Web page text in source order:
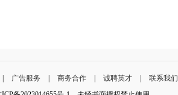
广告服务 商务合作 诚聘英才 联系我们